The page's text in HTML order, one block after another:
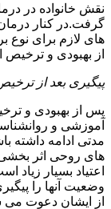
نقش خانواده در
گرفت.در کنار درمان
های لازم برای نوع
از بهبودی و ترخیص
پیگیری بعد از
پس از بهبودی و
آموزشی و
مدتی ادامه داشته
های روحی اثر
اعتیاد بسیار زیاد
وضعیت آنها را
از ایشان دعوت می